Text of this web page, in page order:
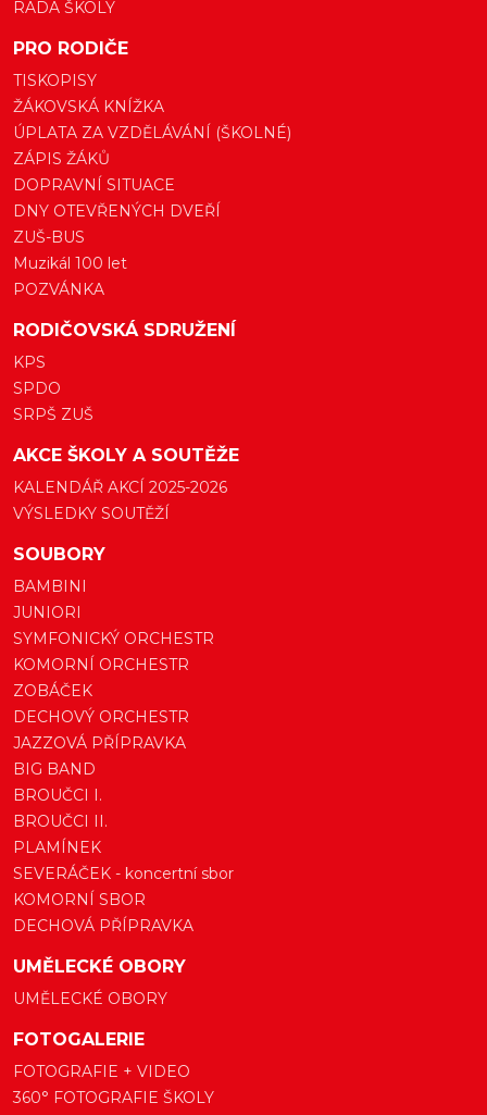
RADA ŠKOLY
PRO RODIČE
TISKOPISY
ŽÁKOVSKÁ KNÍŽKA
ÚPLATA ZA VZDĚLÁVÁNÍ (ŠKOLNÉ)
ZÁPIS ŽÁKŮ
DOPRAVNÍ SITUACE
DNY OTEVŘENÝCH DVEŘÍ
ZUŠ-BUS
Muzikál 100 let
POZVÁNKA
RODIČOVSKÁ SDRUŽENÍ
KPS
SPDO
SRPŠ ZUŠ
AKCE ŠKOLY A SOUTĚŽE
KALENDÁŘ AKCÍ 2025-2026
VÝSLEDKY SOUTĚŽÍ
SOUBORY
BAMBINI
JUNIORI
SYMFONICKÝ ORCHESTR
KOMORNÍ ORCHESTR
ZOBÁČEK
DECHOVÝ ORCHESTR
JAZZOVÁ PŘÍPRAVKA
BIG BAND
BROUČCI I.
BROUČCI II.
PLAMÍNEK
SEVERÁČEK - koncertní sbor
KOMORNÍ SBOR
DECHOVÁ PŘÍPRAVKA
UMĚLECKÉ OBORY
UMĚLECKÉ OBORY
FOTOGALERIE
FOTOGRAFIE + VIDEO
360° FOTOGRAFIE ŠKOLY